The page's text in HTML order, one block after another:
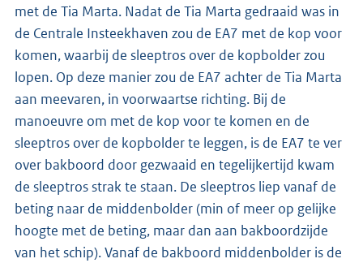
met de Tia Marta. Nadat de Tia Marta gedraaid was in
de Centrale Insteekhaven zou de EA7 met de kop voor
komen, waarbij de sleeptros over de kopbolder zou
lopen. Op deze manier zou de EA7 achter de Tia Marta
aan meevaren, in voorwaartse richting. Bij de
manoeuvre om met de kop voor te komen en de
sleeptros over de kopbolder te leggen, is de EA7 te ver
over bakboord door gezwaaid en tegelijkertijd kwam
de sleeptros strak te staan. De sleeptros liep vanaf de
beting naar de middenbolder (min of meer op gelijke
hoogte met de beting, maar dan aan bakboordzijde
van het schip). Vanaf de bakboord middenbolder is de